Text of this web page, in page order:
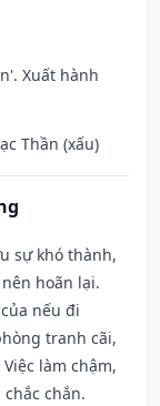
Xuất hành
Thần (xấu)
sự khó thành,
hoãn lại.
nếu đi
tranh cãi,
làm chậm,
chắn.